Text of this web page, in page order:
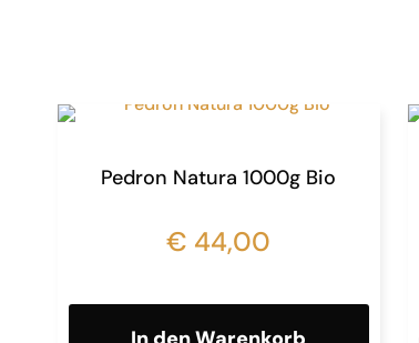
Pedron Natura 1000g Bio
€ 44,00